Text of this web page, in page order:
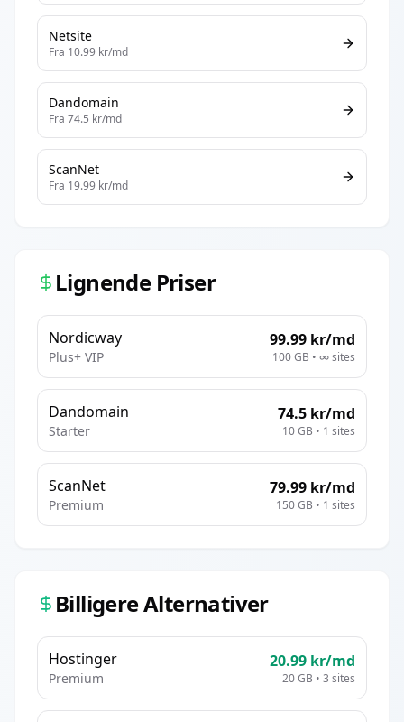
Netsite
Fra 10.99 kr/md
Dandomain
Fra 74.5 kr/md
ScanNet
Fra 19.99 kr/md
Lignende Priser
Nordicway
Plus+ VIP
99.99 kr/md
100 GB • ∞sites
Dandomain
Starter
74.5 kr/md
10 GB • 1 sites
ScanNet
Premium
79.99 kr/md
150 GB • 1 sites
Billigere Alternativer
Hostinger
Premium
20.99 kr/md
20 GB • 3 sites